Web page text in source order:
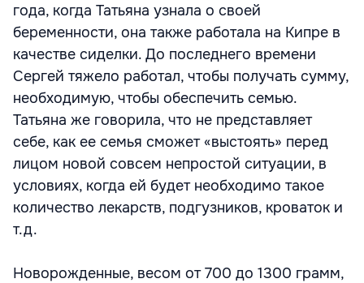
года, когда Татьяна узнала о своей
беременности, она также работала на Кипре в
качестве сиделки. До последнего времени
Сергей тяжело работал, чтобы получать сумму,
необходимую, чтобы обеспечить семью.
Татьяна же говорила, что не представляет
себе, как ее семья сможет «выстоять» перед
лицом новой совсем непростой ситуации, в
условиях, когда ей будет необходимо такое
количество лекарств, подгузников, кроваток и
т.д.
Новорожденные, весом от 700 до 1300 грамм,